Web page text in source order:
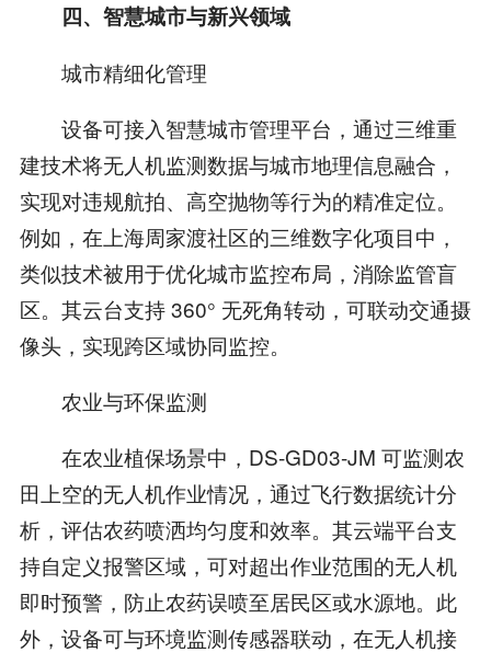
四、智慧城市与新兴领域
城市精细化管理
设备可接入智慧城市管理平台，通过三维重
建技术将无人机监测数据与城市地理信息融合，
实现对违规航拍、高空抛物等行为的精准定位。
例如，在上海周家渡社区的三维数字化项目中，
类似技术被用于优化城市监控布局，消除监管盲
区。其云台支持 360° 无死角转动，可联动交通摄
像头，实现跨区域协同监控。
农业与环保监测
在农业植保场景中，DS-GD03-JM 可监测农
田上空的无人机作业情况，通过飞行数据统计分
析，评估农药喷洒均匀度和效率。其云端平台支
持自定义报警区域，可对超出作业范围的无人机
即时预警，防止农药误喷至居民区或水源地。此
外，设备可与环境监测传感器联动，在无人机接